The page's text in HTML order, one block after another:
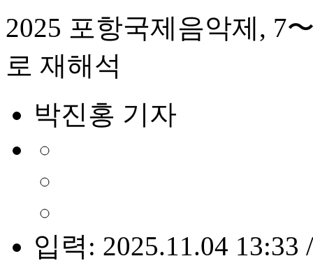
2025 포항국제음악제, 7
로 재해석
박진홍 기자
입력: 2025.11.04 13:33